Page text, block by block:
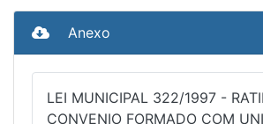
Anexo
LEI MUNICIPAL 322/1997 -
CONVENIO FORMADO COM